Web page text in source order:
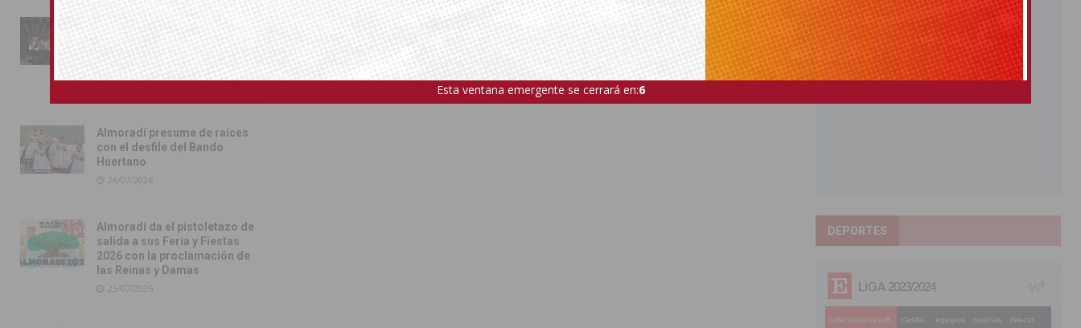
Pilar de la Horadada
conmemora con emoción el
40º aniversario de su
independencia como municipio
Almoradí presume de raíces
con el desfile del Bando
Huertano
26/07/2026
Almoradí da el pistoletazo de
salida a sus Feria y Fiestas
2026 con la proclamación de
las Reinas y Damas
25/07/2026
DEPORTES
Esta ventana emergente se cerrará en:4